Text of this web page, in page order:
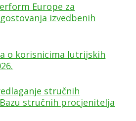
Europe za
izvedbenih
o korisnicima lutrijskih
stručnih
stručnih procjenitelja